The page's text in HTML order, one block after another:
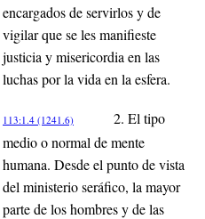
encargados de servirlos y de
vigilar que se les manifieste
justicia y misericordia en las
luchas por la vida en la esfera.
113:1.4 (1241.6)
2. El tipo
medio o normal de mente
humana. Desde el punto de vista
del ministerio seráfico, la mayor
parte de los hombres y de las